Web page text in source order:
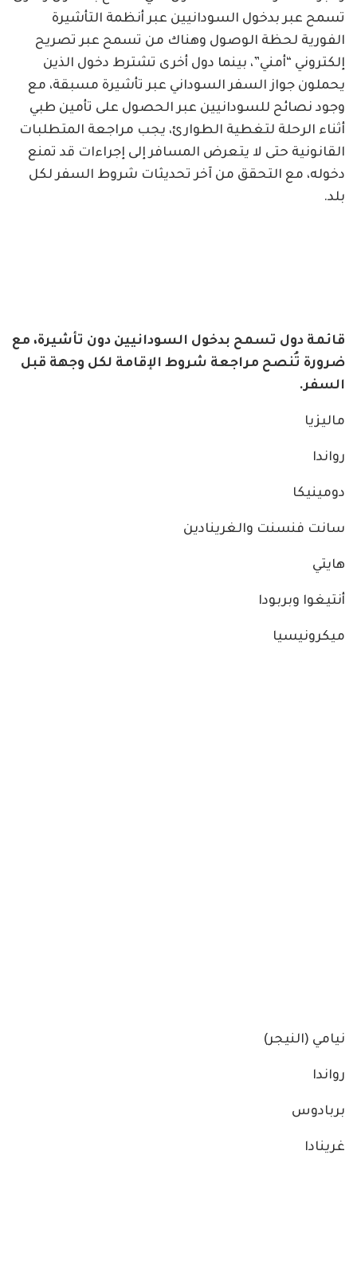
تسمح عبر بدخول السودانيين عبر أنظمة التأشيرة
الفورية لحظة الوصول وهناك من تسمح عبر تصريح
إلكتروني “أمني”، بينما دول أخرى تشترط دخول الذين
يحملون جواز السفر السوداني عبر تأشيرة مسبقة، مع
وجود نصائح للسودانيين عبر الحصول على تأمين طبي
أثناء الرحلة لتغطية الطوارئ، يجب مراجعة المتطلبات
القانونية حتى لا يتعرض المسافر إلى إجراءات قد تمنع
دخوله، مع التحقق من آخر تحديثات شروط السفر لكل
بلد.
قائمة دول تسمح بدخول السودانيين دون تأشيرة، مع
ضرورة تُنصح مراجعة شروط الإقامة لكل وجهة قبل
السفر.
ماليزيا
رواندا
دومينيكا
سانت فنسنت والغرينادين
هايتي
أنتيغوا وبربودا
ميكرونيسيا
نيامي (النيجر)
رواندا
بربادوس
غرينادا